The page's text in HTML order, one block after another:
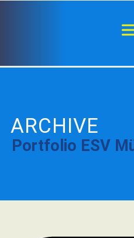
ARCHIVE
Portfolio ESV